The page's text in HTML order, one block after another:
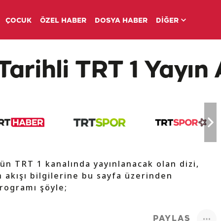
ÇOCUK ÖZEL HABER DOSYA HABER DİĞER
TRT 1 Yayın
TRT 1 kanalında yayınlanacak olan dizi,
bilgilerine bu sayfa üzerinden
şöyle;
PAYLAŞ